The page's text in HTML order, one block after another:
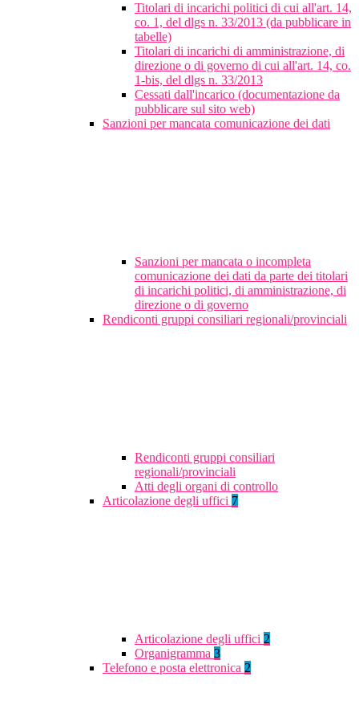
Titolari di incarichi politici di cui all'art. 14,
co. 1, del dlgs n. 33/2013 (da pubblicare in
tabelle)
Titolari di incarichi di amministrazione, di
direzione o di governo di cui all'art. 14, co.
1-bis, del dlgs n. 33/2013
Cessati dall'incarico (documentazione da
pubblicare sul sito web)
Sanzioni per mancata comunicazione dei dati
Sanzioni per mancata o incompleta
comunicazione dei dati da parte dei titolari
di incarichi politici, di amministrazione, di
direzione o di governo
Rendiconti gruppi consiliari regionali/provinciali
Rendiconti gruppi consiliari
regionali/provinciali
Atti degli organi di controllo
Articolazione degli uffici 7
Articolazione degli uffici 2
Organigramma 3
Telefono e posta elettronica 2